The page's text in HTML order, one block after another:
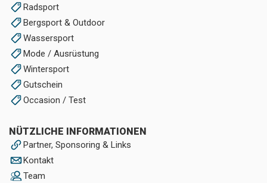
Radsport
Bergsport & Outdoor
Wassersport
Mode / Ausrüstung
Wintersport
Gutschein
Occasion / Test
NÜTZLICHE INFORMATIONEN
Partner, Sponsoring & Links
Kontakt
Team